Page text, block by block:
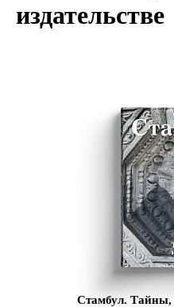
издательстве
Стамбул. Тайны,